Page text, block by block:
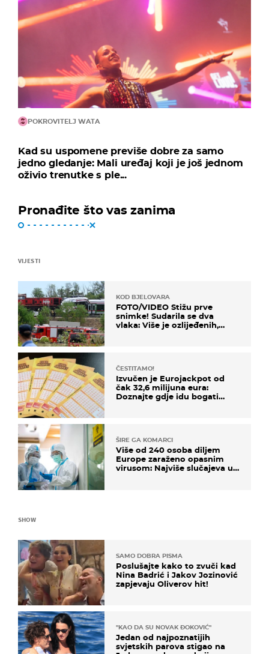
POKROVITELJ WATA
Kad su uspomene previše dobre za samo
jedno gledanje: Mali uređaj koji je još jednom
oživio trenutke s ple...
Pronađite što vas zanima
VIJESTI
KOD BJELOVARA
FOTO/VIDEO Stižu prve
snimke! Sudarila se dva
vlaka: Više je ozlijeđenih,
ČESTITAMO!
Izvučen je Eurojackpot od
čak 32,6 milijuna eura:
Doznajte gdje idu bogati
ŠIRE GA KOMARCI
Više od 240 osoba diljem
Europe zaraženo opasnim
virusom: Najviše slučajeva u
SHOW
SAMO DOBRA PISMA
Poslušajte kako to zvuči kad
Nina Badrić i Jakov Jozinović
zapjevaju Oliverov hit!
"KAO DA SU NOVAK ĐOKOVIĆ"
Jedan od najpoznatijih
svjetskih parova stigao na